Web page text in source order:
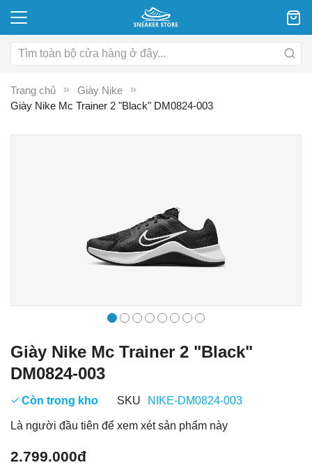
Trang chủ
Giày Nike
Giày Nike Mc Trainer 2 "Black" DM0824-003
Giày Nike Mc Trainer 2 "Black"
DM0824-003
Còn trong kho SKU NIKE-DM0824-003
Là người đầu tiên để xem xét sản phẩm này
2.799.000đ